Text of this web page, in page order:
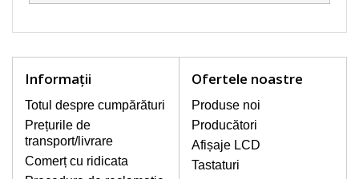
schimb de cea mai bună calitate.
ul cu cea mai mare atenție. Cele mai
natură mecanică, cum ar fi afișajul rupt
sau crăpat. În plus, dungile verticale,
afișajul neiluminat, luminozitatea
intermitentă sau neuniformă
Informaţii
Totul despre cumpărături
Prețurile de
transport/livrare
Comerț cu ridicata
Ofertele noastre
Produse noi
Producători
Afișaje LCD
Tastaturi